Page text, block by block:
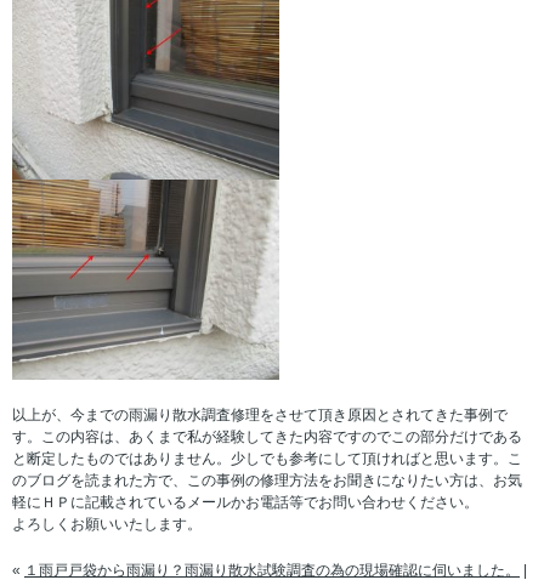
以上が、今までの雨漏り散水調査修理をさせて頂き原因とされてきた事例で
す。この内容は、あくまで私が経験してきた内容ですのでこの部分だけである
と断定したものではありません。少しでも参考にして頂ければと思います。こ
のブログを読まれた方で、この事例の修理方法をお聞きになりたい方は、お気
軽にＨＰに記載されているメールかお電話等でお問い合わせください。
よろしくお願いいたします。
« １雨戸戸袋から雨漏り？雨漏り散水試験調査の為の現場確認に伺いました。
|